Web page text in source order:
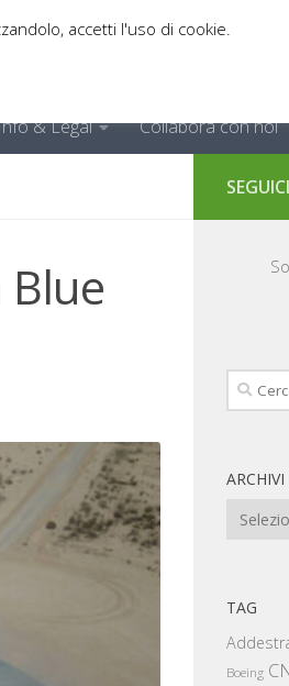
& Legal Collabora con noi
Ricerca
per:
ARCHIVI
Archivi
TAG
Boeing
accetti l'uso di cookie.